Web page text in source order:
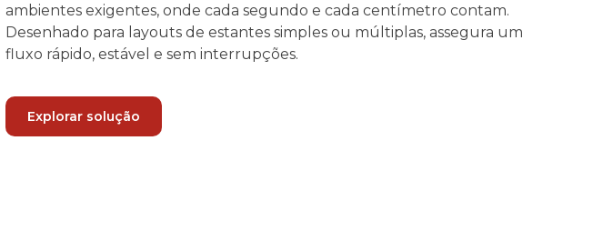
ambientes exigentes, onde cada segundo e cada centímetro contam.
Desenhado para layouts de estantes simples ou múltiplas, assegura um
fluxo rápido, estável e sem interrupções.
Explorar solução